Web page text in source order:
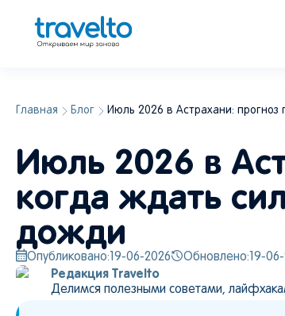
Главная Блог Июль 2026 в Астрахани:
Июль 2026 в
когда ждать
дожди
Опубликовано: 19-06-2026 Обновлено: 19-
Редакция Travelto
Делимся полезными советами,